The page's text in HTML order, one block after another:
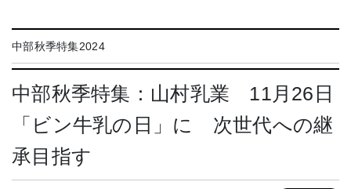
中部秋季特集2024
中部秋季特集：山村乳業 11月26日
「ビン牛乳の日」に 次世代への継
承目指す